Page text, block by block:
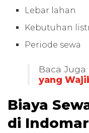
Lebar lahan
Kebutuhan
Periode sewa
Baca Juga:
yang
Biaya
di